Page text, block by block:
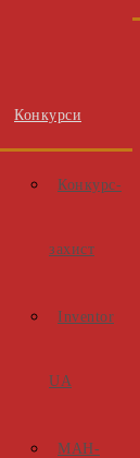
Конкурси
Конкурс-
захист
Inventor
UA
МАН-